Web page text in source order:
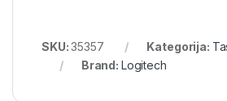
SKU:35357 Kategorija:
Brand: Logitech